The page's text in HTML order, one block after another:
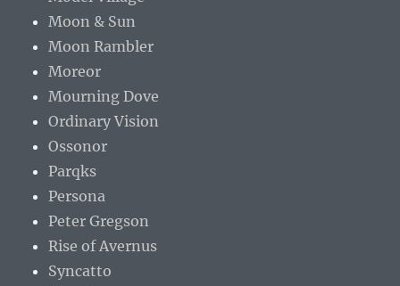
Moon & Sun
Moon Rambler
Moreor
Mourning Dove
Ordinary Vision
Ossonor
Parqks
Persona
Peter Gregson
Rise of Avernus
Syncatto